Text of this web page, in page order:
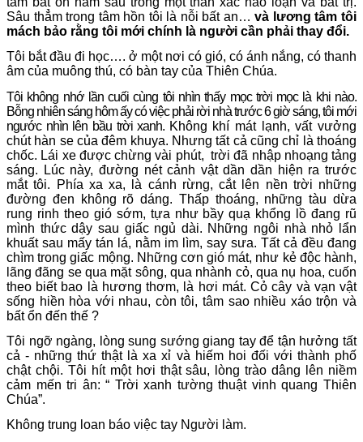
Sâu thẳm trong tâm hồn tôi là nỗi bất an…và lương tâm tôi
mách bảo rằng tôi mới chính là người cần phải thay đổi.
Tôi bắt đầu đi học…. ở một nơi có gió, có ánh nắng, có thanh
âm của muông thú, có bàn tay của Thiên Chúa.
Tôi không nhớ lần cuối cùng tôi nhìn thấy mọc trời mọc là khi nào.
Bỗng nhiên sáng hôm ấy có việc phải rời nhà trước 6 giờ sáng, tôi mới
ngước nhìn lên bầu trời xanh. Không khí mát lạnh, vất vưởng
chút hàn se của đêm khuya. Nhưng tất cả cũng chỉ là thoáng
chốc. Lái xe được chừng vài phút, trời đã nhập nhoạng tảng
sáng. Lúc này, đường nét cảnh vật dần dần hiện ra trước
mắt tôi. Phía xa xa, là cánh rừng, cắt lên nền trời những
đường đen không rõ dáng. Thấp thoáng, những tàu dừa
rung rinh theo gió sớm, tựa như bầy quạ khổng lồ đang rũ
mình thức dậy sau giấc ngủ dài. Những ngôi nhà nhỏ lẩn
khuất sau mấy tán lá, nằm im lìm, say sưa. Tất cả đều đang
chìm trong giấc mộng. Những cơn gió mát, như kẻ độc hành,
lãng đãng se qua mặt sông, qua nhành cỏ, qua nụ hoa, cuốn
theo biết bao là hương thơm, là hơi mát. Cỏ cây và vạn vật
sống hiền hòa với nhau, còn tôi, tâm sao nhiều xáo trộn và
bất ổn đến thế ?
Tôi ngỡ ngàng, lòng sung sướng giang tay để tận hưởng tất
cả - những thứ thật là xa xỉ và hiếm hoi đối với thành phố
chật chội. Tôi hít một hơi thật sâu, lòng trào dâng lên niềm
cảm mến tri ân: “ Trời xanh tường thuật vinh quang Thiên
Chúa”.
Không trung loan báo việc tay Người làm.